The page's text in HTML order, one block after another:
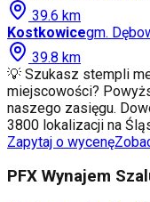
39.6 km
Kostkowicegm.
39.8 km
💡 Szukasz stempli
miejscowości?
naszego zasięgu.
3800 lokalizacji na
Zapytaj o wycenę
PFX Wynajem